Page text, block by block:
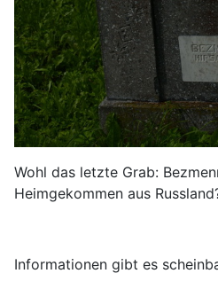
Wohl das letzte Grab:
Heimgekommen aus
Informationen gibt es